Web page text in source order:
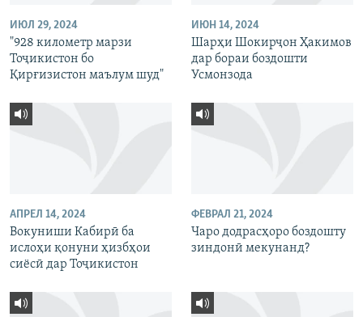
ИЮЛ 29, 2024
"928 километр марзи
Тоҷикистон бо
Қирғизистон маълум шуд"
ИЮН 14, 2024
Шарҳи Шокирҷон Ҳакимов
дар бораи боздошти
Усмонзода
АПРЕЛ 14, 2024
Вокуниши Кабирӣ ба
ислоҳи қонуни ҳизбҳои
сиёсӣ дар Тоҷикистон
ФЕВРАЛ 21, 2024
Чаро додрасҳоро боздошту
зиндонӣ мекунанд?